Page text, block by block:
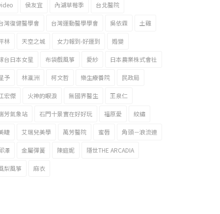
侯友宜 內湖草莓季 台北醫院
灣復健醫學會 台灣運動醫學學會 吳依霖 土雞
林 天空之城 女力報到-好運到 婚變
台日本女星 布袋戲風箏 愛紗 日本農業株式會社
予 林瀛洲 柯文哲 樂生療養院 民政局
宏傑 火神的眼淚 無國界醫生 王泉仁
芳氣象站 石門十景實在好好玩 福原愛 紋繡
睫 艾瑞兒美學 萬芳醫院 蜜唇 角頭－浪流連
澤 金屬彈簧 陳庭妮 隱世THE ARCADIA
梨風箏 麻衣